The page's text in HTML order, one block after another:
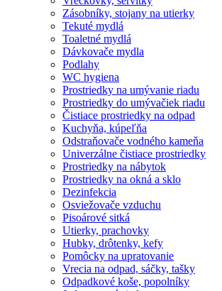
Zásobníky, stojany na utierky
Tekuté mydlá
Toaletné mydlá
Dávkovače mydla
Podlahy
WC hygiena
Prostriedky na umývanie riadu
Prostriedky do umývačiek riadu
Čistiace prostriedky na odpad
Kuchyňa, kúpeľňa
Odstraňovače vodného kameňa
Univerzálne čistiace prostriedky
Prostriedky na nábytok
Prostriedky na okná a sklo
Dezinfekcia
Osviežovače vzduchu
Pisoárové sitká
Utierky, prachovky
Hubky, drôtenky, kefy
Pomôcky na upratovanie
Vrecia na odpad, sáčky, tašky
Odpadkové koše, popolníky